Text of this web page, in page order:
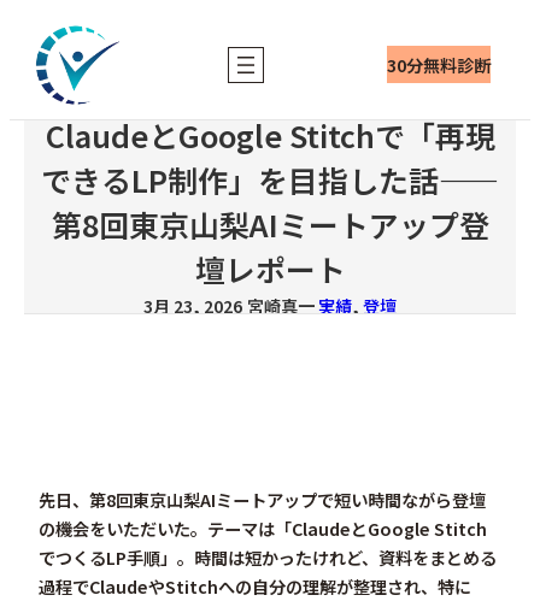
30分無料診断
ClaudeとGoogle Stitchで「再現
できるLP制作」を目指した話——
第8回東京山梨AIミートアップ登
壇レポート
3月 23, 2026 宮崎真一実績, 登壇
先日、第8回東京山梨AIミートアップで短い時間ながら登壇
の機会をいただいた。テーマは「ClaudeとGoogle Stitch
でつくるLP手順」。時間は短かったけれど、資料をまとめる
過程でClaudeやStitchへの自分の理解が整理され、特に